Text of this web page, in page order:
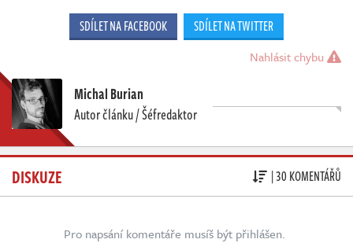
SDÍLET NA FACEBOOK SDÍLET NA TWITTER
Nahlásit chybu
Michal Burian
Autor článku / Šéfredaktor
DISKUZE | 30 KOMENTÁŘŮ
Pro napsání komentáře musíš být přihlášen.